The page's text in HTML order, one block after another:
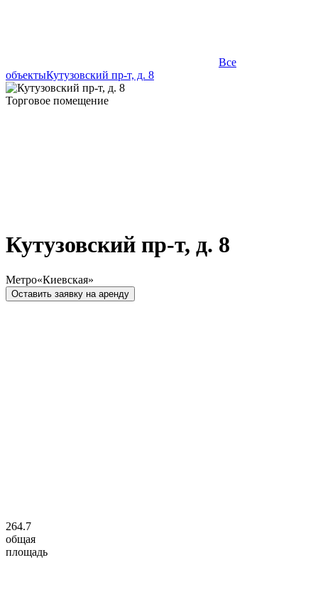
Все
объектыКутузовский пр-т, д. 8
Торговое помещение
Кутузовский пр-т, д. 8
Метро«Киевская»
Оставить заявку на аренду
264.7
общая
площадь